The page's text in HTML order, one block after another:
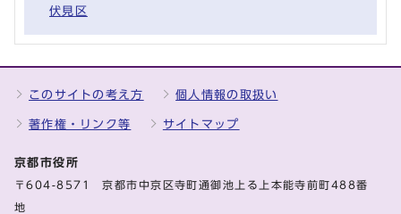
伏見区
このサイトの考え方 個人情報の取扱い
著作権・リンク等 サイトマップ
京都市役所
〒604-8571 京都市中京区寺町通御池上る上本能寺前町488番
地